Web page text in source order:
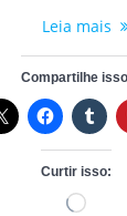
Leia mais
Compartilhe
Curtir isso: